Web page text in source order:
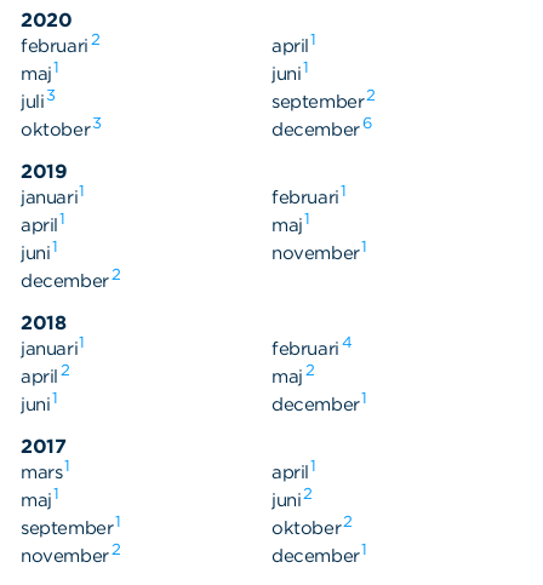
2020
februari 2 april 1
maj1 juni1
juli3 september2
oktober3 december6
2019
januari1 februari1
april 1 maj1
juni1 november1
december2
2018
januari1 februari 4
april 2 maj 2
juni1 december1
2017
mars1 april 1
maj1 juni2
september1 oktober2
november2 december1